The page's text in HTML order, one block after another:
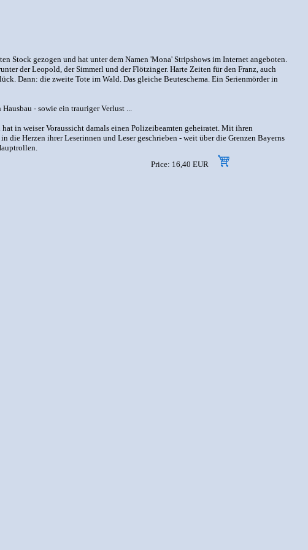
Stock gezogen und hat unter dem Namen 'Mona' Stripshows im Internet angeboten.
der Leopold, der Simmerl und der Flötzinger. Harte Zeiten für den Franz, auch
Dann: die zweite Tote im Wald. Das gleiche Beuteschema. Ein Serienmörder in
- sowie ein trauriger Verlust ...
in weiser Voraussicht damals einen Polizeibeamten geheiratet. Mit ihren
Herzen ihrer Leserinnen und Leser geschrieben - weit über die Grenzen Bayerns
Price: 16,40 EUR